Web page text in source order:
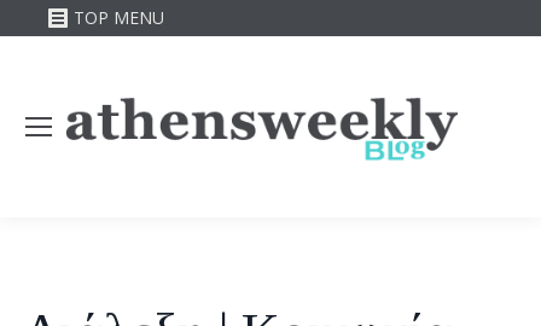
TOP MENU